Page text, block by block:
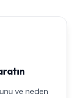
ve neden